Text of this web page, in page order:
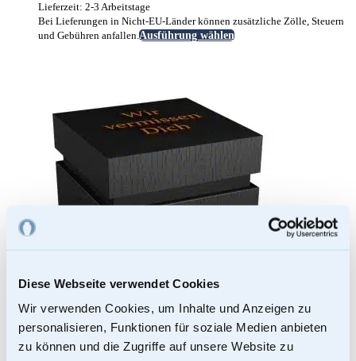
Diese Webseite verwendet Cookies
Wir verwenden Cookies, um Inhalte und Anzeigen zu
personalisieren, Funktionen für soziale Medien anbieten
zu können und die Zugriffe auf unsere Website zu
Lieferzeit: 2-3 Arbeitstage
Bei Lieferungen in Nicht-EU-Länder können zusätzliche Zölle, Steuern
und Gebühren anfallen.Ausführung wählenDieses
Die
Optionen
können
der
Produktseite
gewählt
werden